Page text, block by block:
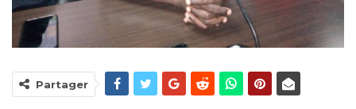
Partager